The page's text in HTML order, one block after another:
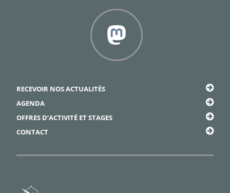
RECEVOIR NOS ACTUALITÉS
AGENDA
OFFRES D’ACTIVITÉ ET STAGES
CONTACT